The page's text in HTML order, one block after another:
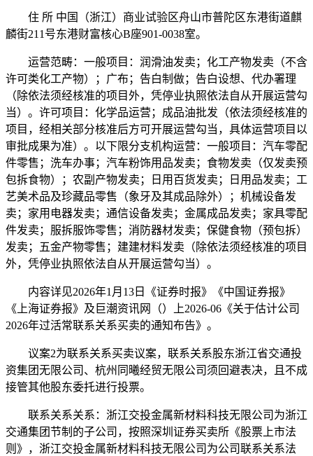
住 所 中国（浙江）商业试验区舟山市普陀区东港街道麒
麟街211号东港财富核心B座901-0038室。
运营范畴：一般项目：润滑油发卖；化工产物发卖（不含
许可类化工产物）；广布；告白制做；告白设想、代办署理
（除依法须经核准的项目外，凭停业执照依法自从开展运营勾
当）。许可项目：化学品运营；成品油批发（依法须经核准的
项目，经相关部分核准后方可开展运营勾当，具体运营项目以
审批成果为准）。以下限分支机构运营：一般项目：汽车零配
件零售；洗车办事；汽车粉饰用品发卖；食物发卖（仅发卖预
包拆食物）；农副产物发卖；日用百货发卖；日用品发卖；工
艺美术品及珍藏品零售（象牙及其成品除外）；机械设备发
卖；家用电器发卖；通信设备发卖；金属成品发卖；家具零配
件发卖；服拆服饰零售；消防器材发卖；保健食物（预包拆）
发卖；五金产物零售；建建材料发卖（除依法须经核准的项目
外，凭停业执照依法自从开展运营勾当）。
内容详见2026年1月13日《证券时报》《中国证券报》
《上海证券报》及巨潮资讯网（）上2026-06《关于估计公司
2026年过活常联系关系买卖的通知布告》。
议案2为联系关系买卖议案，联系关系股东浙江省交通投
资集团无限公司、杭州同曦经贸无限公司须回避表决，且不成
接管其他股东委托进行投票。
联系关系关系：浙江交投金属新材料科技无限公司为浙江
交通集团节制的子公司，按照深圳证券买卖所《股票上市法
则》，浙江交投金属新材料科技无限公司为公司联系关系法